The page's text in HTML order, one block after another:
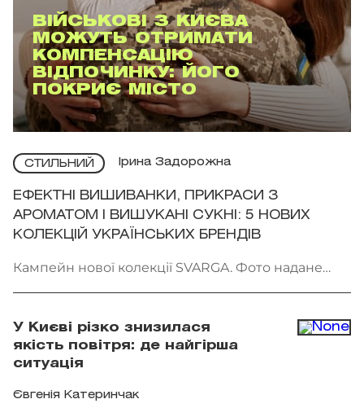
ВІЙСЬКОВІ З КИЄВА
МОЖУТЬ ОТРИМАТИ
КОМПЕНСАЦІЮ
ВІДПОЧИНКУ: ЙОГО
ПОКРИЄ МІСТО
СТИЛЬНИЙ Ірина Задорожна
ЕФЕКТНІ ВИШИВАНКИ, ПРИКРАСИ З
АРОМАТОМ І ВИШУКАНІ СУКНІ: 5 НОВИХ
КОЛЕКЦІЙ УКРАЇНСЬКИХ БРЕНДІВ
Кампейн нової колекції SVARGA. Фото надане
У Києві різко знизилася
якість повітря: де найгірша
ситуація
Євгенія Катеринчак